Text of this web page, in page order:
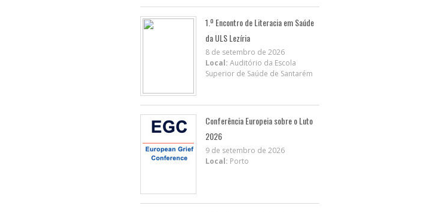
1.º Encontro de Literacia em Saúde
da ULS Lezíria
8 de setembro de 2026
Local: Auditório da Escola
Superior de Saúde de Santarém
Conferência Europeia sobre o Luto
2026
9 de setembro de 2026
Local: Porto